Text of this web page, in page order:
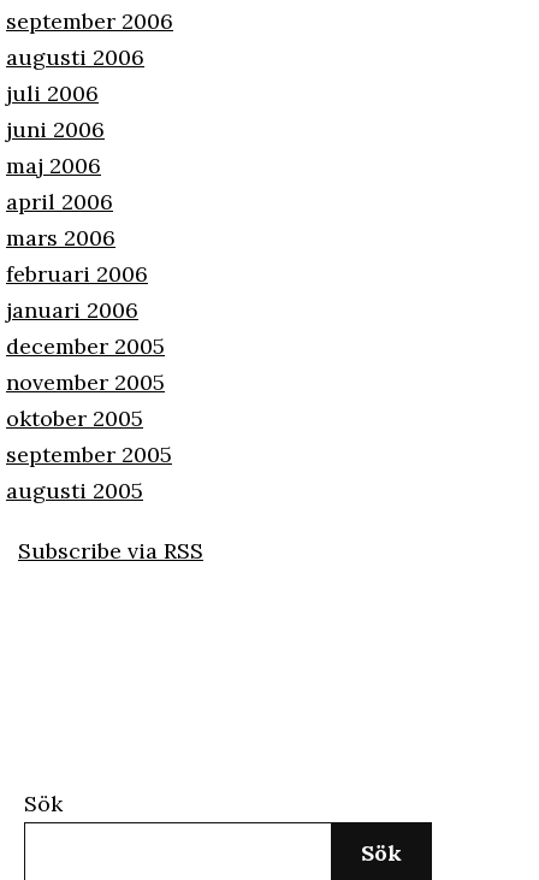
september 2006
augusti 2006
juli 2006
juni 2006
maj 2006
april 2006
mars 2006
februari 2006
januari 2006
december 2005
november 2005
oktober 2005
september 2005
augusti 2005
Subscribe via RSS
Sök
Sök